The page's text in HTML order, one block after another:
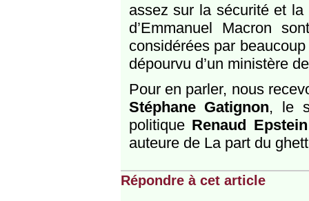
assez sur la sécurité et
d’Emmanuel Macron
considérées par
dépourvu d’un ministère
Pour en parler, nous
Stéphane Gatignon, le
politique Renaud Epstein
auteure de La part du
Répondre à cet article